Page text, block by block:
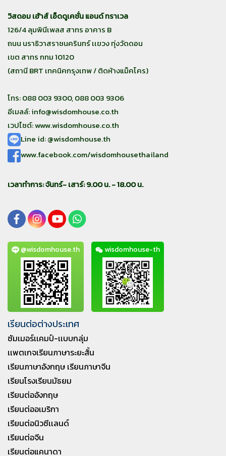
วิสดอม เฮ้าส์ เอ็ดดูเคชั่น แอนด์ ทราเวล
126/4 ลุมพินีเพลส สาทร อาคาร B
ถนน นราธิวาสราชนครินทร์ เเขวง ทุ่งวัดดอน
เขต สาทร กทม 10120
(สถานี BRT เทคนิคกรุงเทพ / ติดห้างแม็คโคร)
โทร: 088 003 9300, 088 003 9306
อีเมลล์:info@wisdomhouse.co.th
เวปไซด์: www.wisdomhouse.co.th
Line id: @wisdomhouse.th
www.facebook.com/wisdomhousethailand
เวลาทำการ: จันทร์- เสาร์: 9.00 น. - 18.00 น.
@wisdomhouse.th wisdomhouse-th
เรียนต่อต่างประเทศ
ซัมเมอร์เเคมป์-เเบบกลุ่ม
เเพตเกจเรียนภาษาระยะสั้น
เรียนภาษาอังกฤษ เรียนภาษาจีน
เรียนโรงเรียนมัธยม
เรียนต่ออังกฤษ
เรียนต่ออเมริกา
เรียนต่อนิวซีเเลนด์
เรียนต่อจีน
เรียนต่อแคนาดา